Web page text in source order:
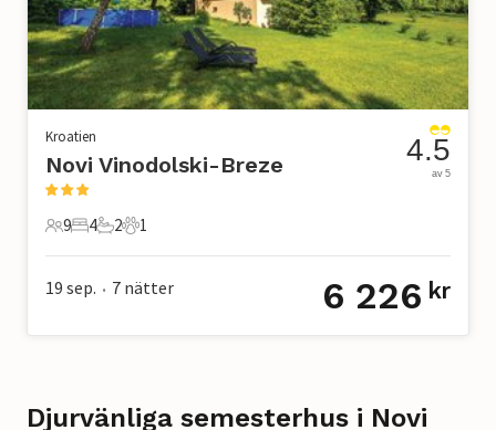
Kroatien
Novi Vinodolski-Breze
9 Gäster
9
4 Sovrum
4
2 Badrum
2
1 Husdjur
1
4.5
av 5
19 sep. • 7 nätter 6 226 kr
Djurvänliga semesterhus i Novi